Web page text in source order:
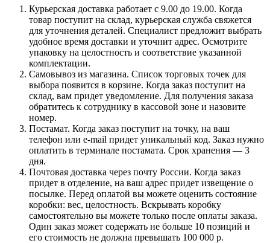
Курьерская доставка работает с 9.00 до 19.00. Когда
товар поступит на склад, курьерская служба свяжется
для уточнения деталей. Специалист предложит выбрать
удобное время доставки и уточнит адрес. Осмотрите
упаковку на целостность и соответствие указанной
комплектации.
Самовывоз из магазина. Список торговых точек для
выбора появится в корзине. Когда заказ поступит на
склад, вам придет уведомление. Для получения заказа
обратитесь к сотруднику в кассовой зоне и назовите
номер.
Постамат. Когда заказ поступит на точку, на ваш
телефон или e-mail придет уникальный код. Заказ нужно
оплатить в терминале постамата. Срок хранения — 3
дня.
Почтовая доставка через почту России. Когда заказ
придет в отделение, на ваш адрес придет извещение о
посылке. Перед оплатой вы можете оценить состояние
коробки: вес, целостность. Вскрывать коробку
самостоятельно вы можете только после оплаты заказа.
Один заказ может содержать не больше 10 позиций и
его стоимость не должна превышать 100 000 р.